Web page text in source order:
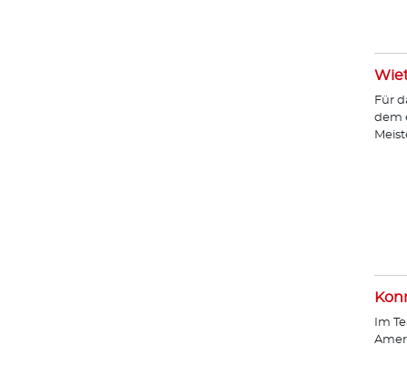
Für
dem
Im